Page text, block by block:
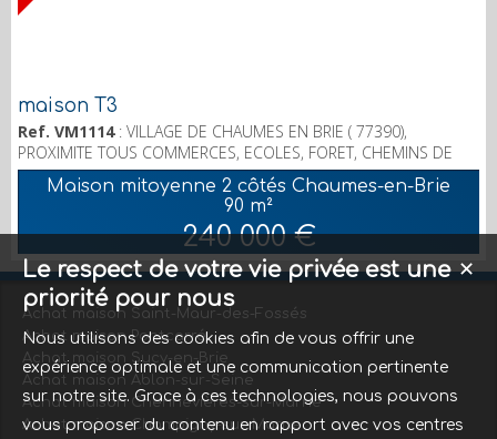
maison T3
Ref. VM1114: VILLAGE DE CHAUMES EN BRIE ( 77390),
PROXIMITE TOUS COMMERCES, ECOLES, FORET, CHEMINS DE
RANDONNEES REPUTES, GARE verneuil l'Etang à 5 minutes ( 35
MN gare de l'EST ) - cette JOLIE MAISON ancienne de
CARACTERE de 90 m2 habitables vous séduira par son séjour
SPACIEUX de 40M2 et sa cuisine américaine - 2 BELLES
CHAMBRES plus COIN BUREAU ou ESPACE JEUX - Des grandes
COMBLES aménageables- S...
Maison mitoyenne 2 côtés Chaumes-en-Brie
90 m²
240 000 €
Achat maison Saint-Maur-des-Fossés
Achat maison Pontcarré
Achat maison Sucy-en-Brie
Achat maison Ablon-sur-Seine
Achat maison Chennevières-sur-Marne
Achat maison Champigny-sur-Marne
✕
Le respect de votre vie privée est une
priorité pour nous
Nous utilisons des cookies afin de vous offrir une
expérience optimale et une communication pertinente
sur notre site. Grace à ces technologies, nous pouvons
vous proposer du contenu en rapport avec vos centres